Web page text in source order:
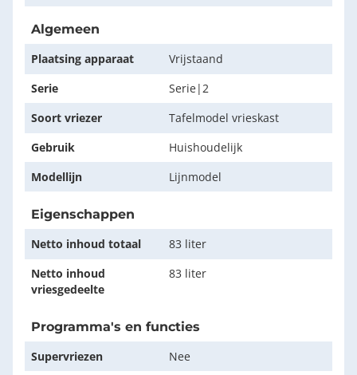
Algemeen
Plaatsing apparaat
Vrijstaand
Serie
Serie|2
Soort vriezer
Tafelmodel vrieskast
Gebruik
Huishoudelijk
Modellijn
Lijnmodel
Eigenschappen
Netto inhoud totaal
83 liter
Netto inhoud
vriesgedeelte
83 liter
Programma's en functies
Supervriezen
Nee